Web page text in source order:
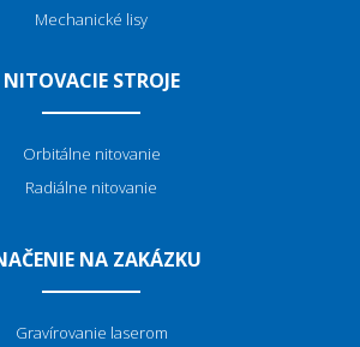
Mechanické lisy
NITOVACIE STROJE
Orbitálne nitovanie
Radiálne nitovanie
NA ZAKÁZKU
Gravírovanie laserom